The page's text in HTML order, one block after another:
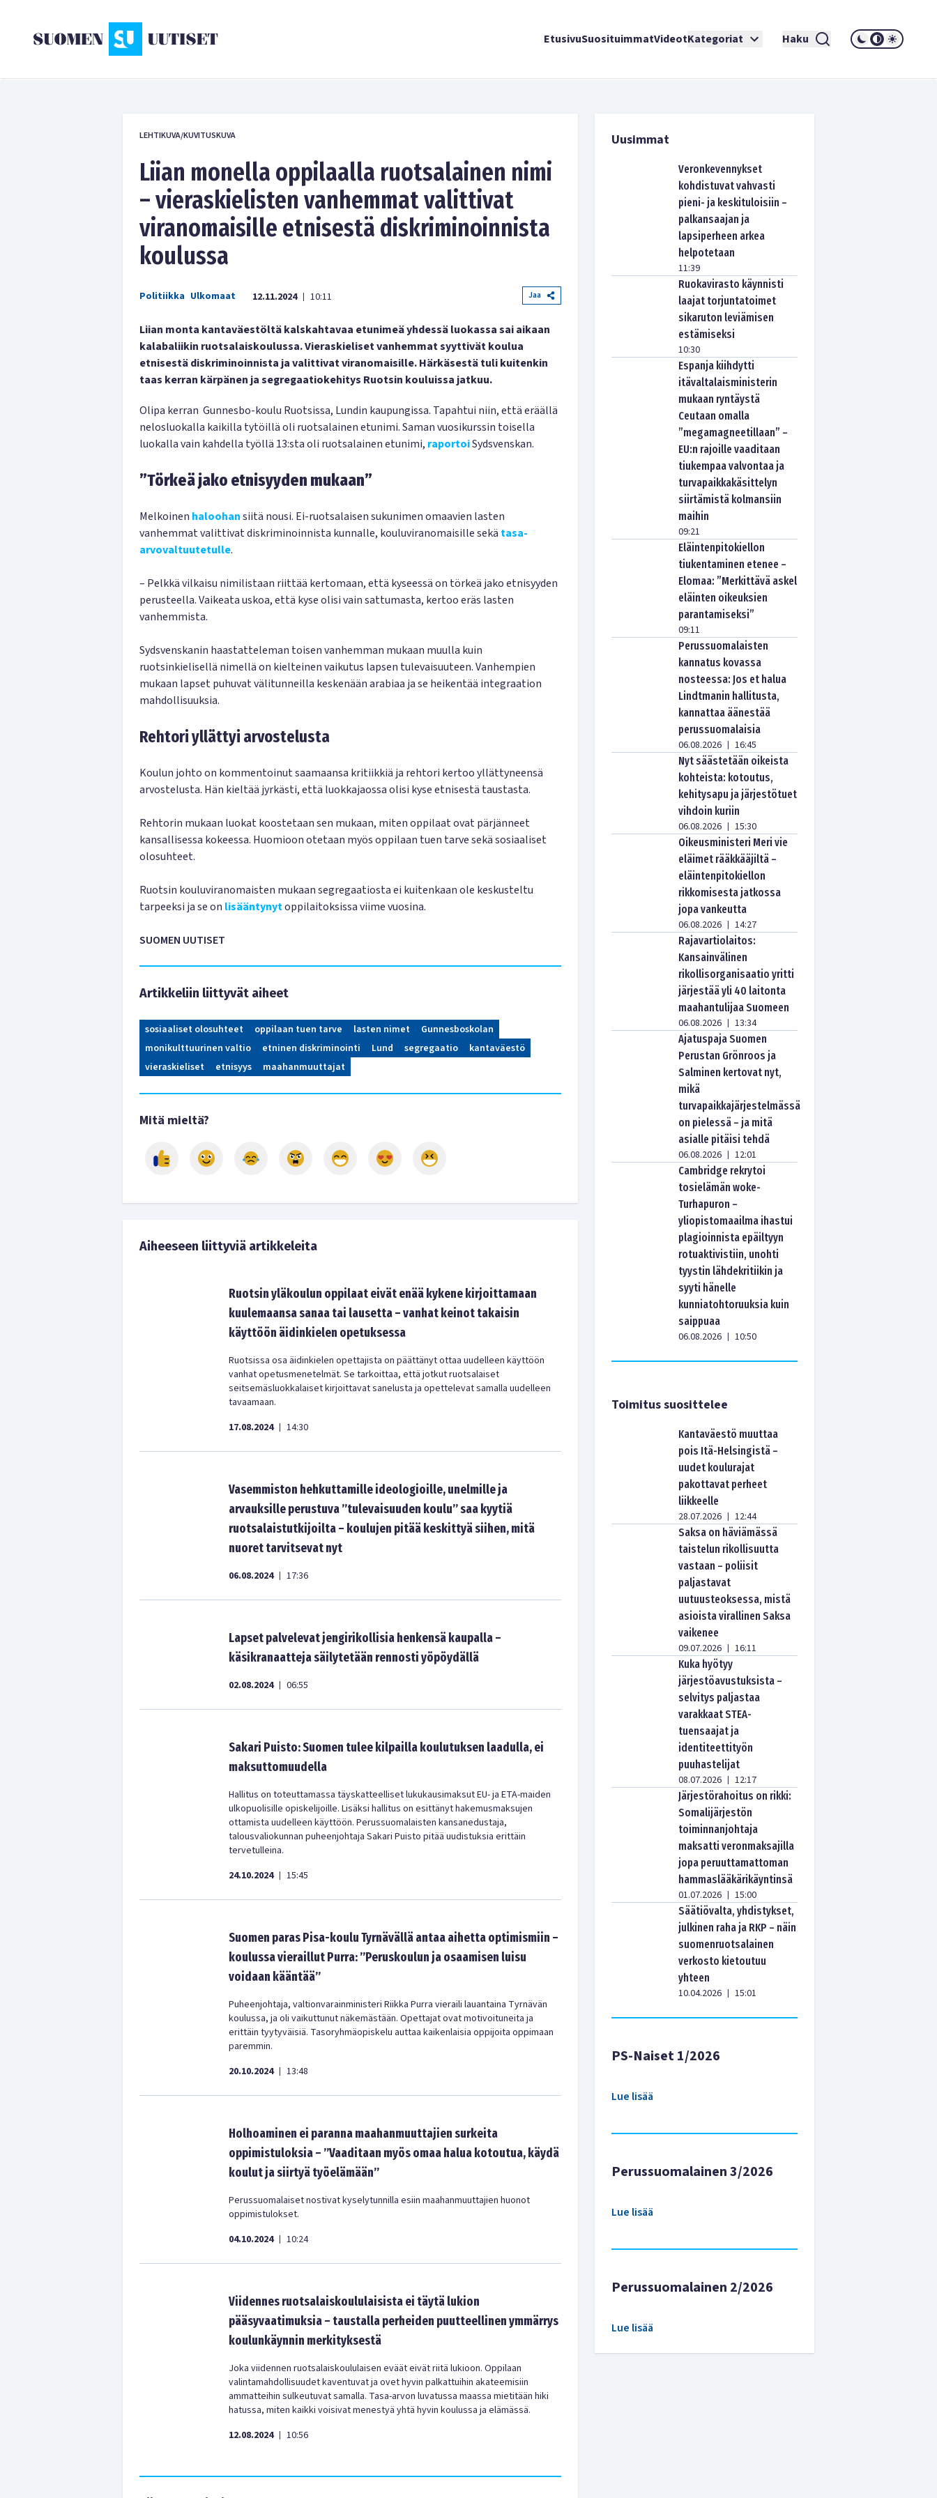
EtusivuSuosituimmatVideotKategoriat Haku
LEHTIKUVA/KUVITUSKUVA
Liian monella oppilaalla ruotsalainen nimi
– vieraskielisten vanhemmat valittivat
viranomaisille etnisestä diskriminoinnista
koulussa
Politiikka Ulkomaat 12.11.2024 | 10:11 Jaa
Liian monta kantaväestöltä kalskahtavaa etunimeä yhdessä luokassa sai aikaan
kalabaliikin ruotsalaiskoulussa. Vieraskieliset vanhemmat syyttivät koulua
etnisestä diskriminoinnista ja valittivat viranomaisille. Härkäsestä tuli kuitenkin
taas kerran kärpänen ja segregaatiokehitys Ruotsin kouluissa jatkuu.
Olipa kerran Gunnesbo-koulu Ruotsissa, Lundin kaupungissa. Tapahtui niin, että eräällä
nelosluokalla kaikilla tytöillä oli ruotsalainen etunimi. Saman vuosikurssin toisella
luokalla vain kahdella työllä 13:sta oli ruotsalainen etunimi, raportoiSydsvenskan.
”Törkeä jako etnisyyden mukaan”
Melkoinen haloohansiitä nousi. Ei-ruotsalaisen sukunimen omaavien lasten
vanhemmat valittivat diskriminoinnista kunnalle, kouluviranomaisille sekä tasa-
arvovaltuutetulle.
– Pelkkä vilkaisu nimilistaan riittää kertomaan, että kyseessä on törkeä jako etnisyyden
perusteella. Vaikeata uskoa, että kyse olisi vain sattumasta, kertoo eräs lasten
vanhemmista.
Sydsvenskanin haastatteleman toisen vanhemman mukaan muulla kuin
ruotsinkielisellä nimellä on kielteinen vaikutus lapsen tulevaisuuteen. Vanhempien
mukaan lapset puhuvat välitunneilla keskenään arabiaa ja se heikentää integraation
mahdollisuuksia.
Rehtori yllättyi arvostelusta
Koulun johto on kommentoinut saamaansa kritiikkiä ja rehtori kertoo yllättyneensä
arvostelusta. Hän kieltää jyrkästi, että luokkajaossa olisi kyse etnisestä taustasta.
Rehtorin mukaan luokat koostetaan sen mukaan, miten oppilaat ovat pärjänneet
kansallisessa kokeessa. Huomioon otetaan myös oppilaan tuen tarve sekä sosiaaliset
olosuhteet.
Ruotsin kouluviranomaisten mukaan segregaatiosta ei kuitenkaan ole keskusteltu
tarpeeksi ja se on lisääntynytoppilaitoksissa viime vuosina.
SUOMEN UUTISET
Artikkeliin liittyvät aiheet
sosiaaliset olosuhteet oppilaan tuen tarve lasten nimet
Gunnesboskolan
monikulttuurinen valtio
etninen diskriminointi Lund segregaatio
kantaväestö
vieraskieliset
etnisyys maahanmuuttajat
Mitä mieltä?
Aiheeseen liittyviä artikkeleita
Ruotsin yläkoulun oppilaat eivät enää kykene kirjoittamaan
kuulemaansa sanaa tai lausetta – vanhat keinot takaisin
käyttöön äidinkielen opetuksessa
Ruotsissa osa äidinkielen opettajista on päättänyt ottaa uudelleen käyttöön
vanhat opetusmenetelmät. Se tarkoittaa, että jotkut ruotsalaiset
seitsemäsluokkalaiset kirjoittavat sanelusta ja opettelevat samalla uudelleen
tavaamaan.
17.08.2024 | 14:30
Vasemmiston hehkuttamille ideologioille, unelmille ja
arvauksille perustuva ”tulevaisuuden koulu” saa kyytiä
ruotsalaistutkijoilta – koulujen pitää keskittyä siihen, mitä
nuoret tarvitsevat nyt
06.08.2024 | 17:36
Lapset palvelevat jengirikollisia henkensä kaupalla –
käsikranaatteja säilytetään rennosti yöpöydällä
02.08.2024 | 06:55
Sakari Puisto: Suomen tulee kilpailla koulutuksen laadulla, ei
maksuttomuudella
Hallitus on toteuttamassa täyskatteelliset lukukausimaksut EU- ja ETA-maiden
ulkopuolisille opiskelijoille. Lisäksi hallitus on esittänyt hakemusmaksujen
ottamista uudelleen käyttöön. Perussuomalaisten kansanedustaja,
talousvaliokunnan puheenjohtaja Sakari Puisto pitää uudistuksia erittäin
tervetulleina.
24.10.2024 | 15:45
Suomen paras Pisa-koulu Tyrnävällä antaa aihetta optimismiin –
koulussa vieraillut Purra: ”Peruskoulun ja osaamisen luisu
voidaan kääntää”
Puheenjohtaja, valtionvarainministeri Riikka Purra vieraili lauantaina Tyrnävän
koulussa, ja oli vaikuttunut näkemästään. Opettajat ovat motivoituneita ja
erittäin tyytyväisiä. Tasoryhmäopiskelu auttaa kaikenlaisia oppijoita oppimaan
paremmin.
20.10.2024 | 13:48
Holhoaminen ei paranna maahanmuuttajien surkeita
oppimistuloksia – ”Vaaditaan myös omaa halua kotoutua, käydä
koulut ja siirtyä työelämään”
Perussuomalaiset nostivat kyselytunnilla esiin maahanmuuttajien huonot
oppimistulokset.
04.10.2024 | 10:24
Viidennes ruotsalaiskoululaisista ei täytä lukion
pääsyvaatimuksia – taustalla perheiden puutteellinen ymmärrys
koulunkäynnin merkityksestä
Joka viidennen ruotsalaiskoululaisen eväät eivät riitä lukioon. Oppilaan
valintamahdollisuudet kaventuvat ja ovet hyvin palkattuihin akateemisiin
ammatteihin sulkeutuvat samalla. Tasa-arvon luvatussa maassa mietitään hiki
hatussa, miten kaikki voisivat menestyä yhtä hyvin koulussa ja elämässä.
12.08.2024 | 10:56
Uusimmat
Veronkevennykset
kohdistuvat vahvasti
pieni- ja keskituloisiin –
palkansaajan ja
lapsiperheen arkea
helpotetaan
11:39
Ruokavirasto käynnisti
laajat torjuntatoimet
sikaruton leviämisen
estämiseksi
10:30
Espanja kiihdytti
itävaltalaisministerin
mukaan ryntäystä
Ceutaan omalla
”megamagneetillaan” –
EU:n rajoille vaaditaan
tiukempaa valvontaa ja
turvapaikkakäsittelyn
siirtämistä kolmansiin
maihin
09:21
Eläintenpitokiellon
tiukentaminen etenee –
Elomaa: ”Merkittävä askel
eläinten oikeuksien
parantamiseksi”
09:11
Perussuomalaisten
kannatus kovassa
nosteessa: Jos et halua
Lindtmanin hallitusta,
kannattaa äänestää
perussuomalaisia
06.08.2026 | 16:45
Nyt säästetään oikeista
kohteista: kotoutus,
kehitysapu ja järjestötuet
vihdoin kuriin
06.08.2026 | 15:30
Oikeusministeri Meri vie
eläimet rääkkääjiltä –
eläintenpitokiellon
rikkomisesta jatkossa
jopa vankeutta
06.08.2026 | 14:27
Rajavartiolaitos:
Kansainvälinen
rikollisorganisaatio yritti
järjestää yli 40 laitonta
maahantulijaa Suomeen
06.08.2026 | 13:34
Ajatuspaja Suomen
Perustan Grönroos ja
Salminen kertovat nyt,
mikä
turvapaikkajärjestelmässä
on pielessä – ja mitä
asialle pitäisi tehdä
06.08.2026 | 12:01
Cambridge rekrytoi
tosielämän woke-
Turhapuron –
yliopistomaailma ihastui
plagioinnista epäiltyyn
rotuaktivistiin, unohti
tyystin lähdekritiikin ja
syyti hänelle
kunniatohtoruuksia kuin
saippuaa
06.08.2026 | 10:50
Toimitus suosittelee
Kantaväestö muuttaa
pois Itä-Helsingistä –
uudet koulurajat
pakottavat perheet
liikkeelle
28.07.2026 | 12:44
Saksa on häviämässä
taistelun rikollisuutta
vastaan – poliisit
paljastavat
uutuusteoksessa, mistä
asioista virallinen Saksa
vaikenee
09.07.2026 | 16:11
Kuka hyötyy
järjestöavustuksista –
selvitys paljastaa
varakkaat STEA-
tuensaajat ja
identiteettityön
puuhastelijat
08.07.2026 | 12:17
Järjestörahoitus on rikki:
Somalijärjestön
toiminnanjohtaja
maksatti veronmaksajilla
jopa peruuttamattoman
hammaslääkärikäyntinsä
01.07.2026 | 15:00
Säätiövalta, yhdistykset,
julkinen raha ja RKP – näin
suomenruotsalainen
verkosto kietoutuu
yhteen
10.04.2026 | 15:01
PS-Naiset 1/2026
Lue lisää
Perussuomalainen 3/2026
Lue lisää
Perussuomalainen 2/2026
Lue lisää